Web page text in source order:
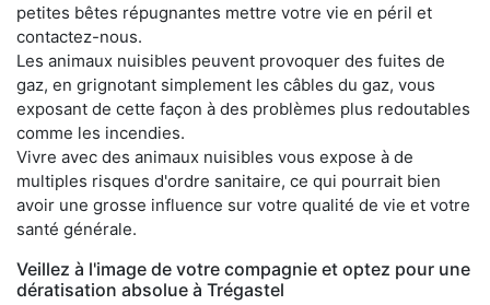
petites bêtes répugnantes mettre votre vie en péril et
contactez-nous.
Les animaux nuisibles peuvent provoquer des fuites de
gaz, en grignotant simplement les câbles du gaz, vous
exposant de cette façon à des problèmes plus redoutables
comme les incendies.
Vivre avec des animaux nuisibles vous expose à de
multiples risques d'ordre sanitaire, ce qui pourrait bien
avoir une grosse influence sur votre qualité de vie et votre
santé générale.
Veillez à l'image de votre compagnie et optez pour une
dératisation absolue à Trégastel